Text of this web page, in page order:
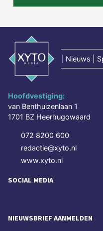
Nieuws |
Hoofdvestiging:
van Benthuizenlaan 1
1701 BZ Heerhugowaard
072 8200 600
redactie@xyto.nl
www.xyto.nl
SOCIAL MEDIA
NIEUWSBRIEF AANMELDEN